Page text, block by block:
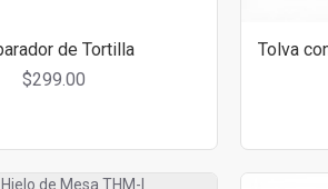
de Tortilla
$299.00
Tolva